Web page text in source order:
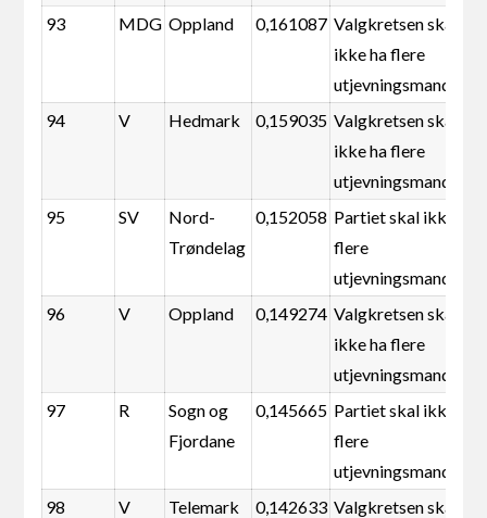
93
MDG Oppland 0,161087 Valgkretsen skal
ikke ha flere
utjevningsmandater
94
V Hedmark 0,159035 Valgkretsen skal
ikke ha flere
utjevningsmandater
95
SV
Nord-
Trøndelag
0,152058 Partiet skal ikke ha
flere
utjevningsmandater
96
V Oppland 0,149274 Valgkretsen skal
ikke ha flere
utjevningsmandater
97
R
Sogn og
Fjordane
0,145665 Partiet skal ikke ha
flere
utjevningsmandater
98
V Telemark 0,142633 Valgkretsen skal